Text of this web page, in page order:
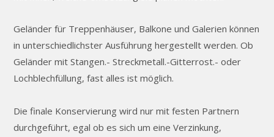
Geländer für Treppenhäuser, Balkone und Galerien können
in unterschiedlichster Ausführung hergestellt werden. Ob
Geländer mit Stangen.- Streckmetall.-Gitterrost.- oder
Lochblechfüllung, fast alles ist möglich.
Die finale Konservierung wird nur mit festen Partnern
durchgeführt, egal ob es sich um eine Verzinkung,